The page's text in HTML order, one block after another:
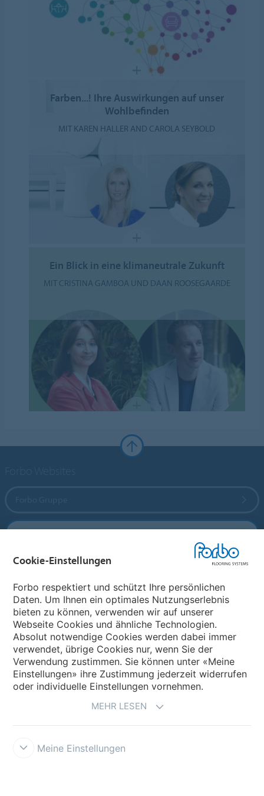
Farben...! Ihre Auswirkungen auf unser
Wohlbefinden
MIT KAREN HALLER AND CAROLA SEYBOLD
Ein Blick in eine klimaneutrale Zukunft
MIT CRISTINA GAMBOA UND DAAN ROOSEGAARDE
Forbo Flooring Systems
Forbo Movement Systems
Land auswählen
Land auswählen
Cookie-Einstellungen
Forbo respektiert und schützt Ihre persönlichen
Daten. Um Ihnen ein optimales Nutzungserlebnis
bieten zu können, verwenden wir auf unserer
Webseite Cookies und ähnliche Technologien.
Absolut notwendige Cookies werden dabei immer
verwendet, übrige Cookies nur, wenn Sie der
Verwendung zustimmen. Sie können unter «Meine
Einstellungen» ihre Zustimmung jederzeit widerrufen
oder individuelle Einstellungen vornehmen.
MEHR LESEN
Meine Einstellungen